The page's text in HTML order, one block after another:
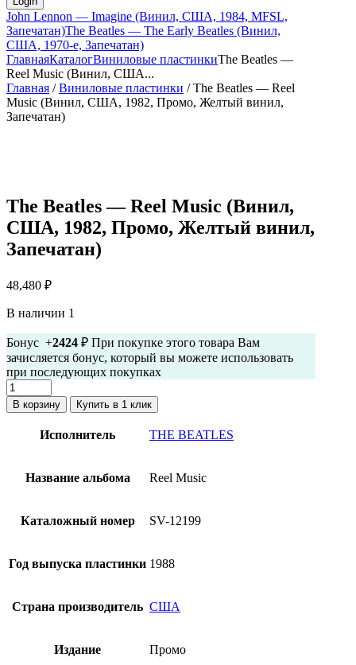
John Lennon — Imagine (Винил, США, 1984, MFSL,
Запечатан)The Beatles — The Early Beatles (Винил,
США, 1970-е, Запечатан)
ГлавнаяКаталогВиниловые пластинкиThe Beatles —
Reel Music (Винил, США...
Главная /Виниловые пластинки / The Beatles — Reel
Music (Винил, США, 1982, Промо, Желтый винил,
Запечатан)
The Beatles — Reel Music (Винил,
США, 1982, Промо, Желтый винил,
Запечатан)
48,480 ₽
В наличии 1
Бонус +2424 ₽ При покупке этого товара Вам
зачисляется бонус, который вы можете использовать
при последующих покупках
Количество
товара
The
Beatles
Music
(Винил,
1982,
Промо,
винил,
Запечатан)
В корзину Купить в 1 клик
Исполнитель THE BEATLES
Название альбома Reel Music
Каталожный номер SV-12199
Год выпуска пластинки 1988
Страна производитель США
Издание Промо